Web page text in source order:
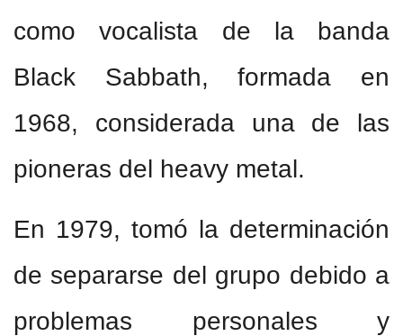
como vocalista de la banda
Black Sabbath, formada en
1968, considerada una de las
pioneras del heavy metal.
En 1979, tomó la determinación
de separarse del grupo debido a
problemas personales y